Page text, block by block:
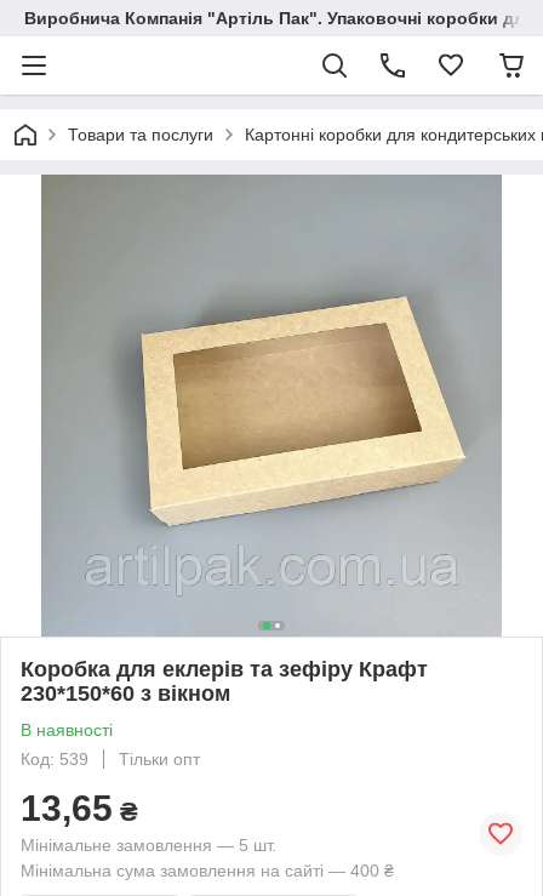
Виробнича Компанія "Артіль Пак". Упаковочні коробки для
Товари та послуги Картонні коробки для кондитерських
Коробка для еклерів та зефіру Крафт
230*150*60 з вікном
В наявності
Код: 539
Тільки опт
13,65 ₴
Мінімальне замовлення — 5 шт.
Мінімальна сума замовлення на сайті — 400 ₴